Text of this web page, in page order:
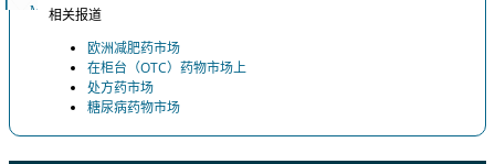
相关报道
欧洲减肥药市场
在柜台（OTC）药物市场上
处方药市场
糖尿病药物市场